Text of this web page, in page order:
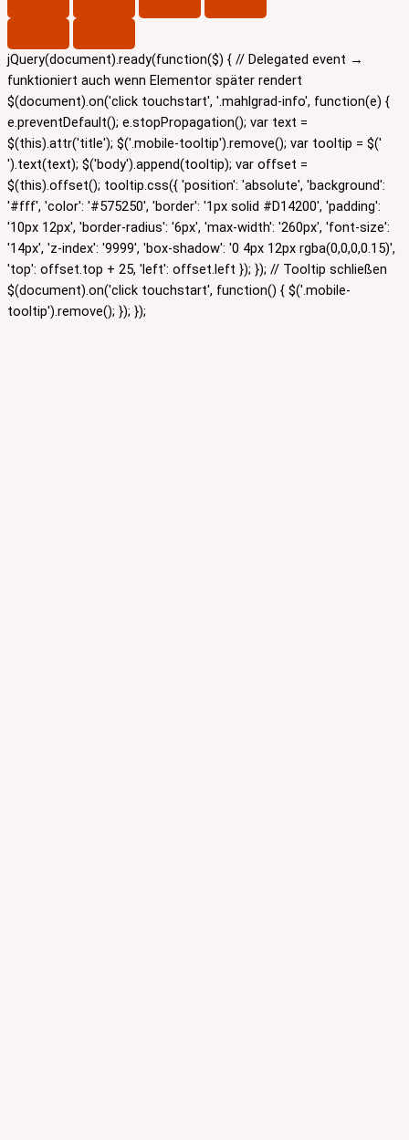
jQuery(document).ready(function($) { // Delegated event →
funktioniert auch wenn Elementor später rendert
$(document).on('click touchstart', '.mahlgrad-info', function(e) {
e.preventDefault(); e.stopPropagation(); var text =
$(this).attr('title'); $('.mobile-tooltip').remove(); var tooltip = $('
').text(text); $('body').append(tooltip); var offset =
$(this).offset(); tooltip.css({ 'position': 'absolute', 'background':
'#fff', 'color': '#575250', 'border': '1px solid #D14200', 'padding':
'10px 12px', 'border-radius': '6px', 'max-width': '260px', 'font-size':
'14px', 'z-index': '9999', 'box-shadow': '0 4px 12px rgba(0,0,0,0.15)',
'top': offset.top + 25, 'left': offset.left }); }); // Tooltip schließen
$(document).on('click touchstart', function() { $('.mobile-
tooltip').remove(); }); });